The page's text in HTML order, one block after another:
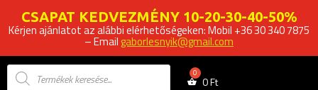
CSAPAT KEDVEZMÉNY 10-20-30-40-50%
Kérjen ajánlatot az alábbi elérhetőségeken: Mobil +36 30 340 7875
– Email gaborlesnyik@gmail.com
Products
search 0Ft